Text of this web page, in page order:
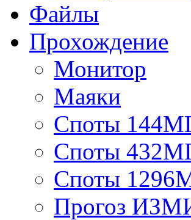
Файлы
Прохождение
Монитор
Маяки
Споты
Споты
Споты
Прогоз